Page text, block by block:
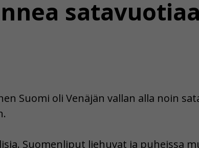
Suomi oli Venäjän vallan alla noin
Suomenliput liehuvat ja puheissa